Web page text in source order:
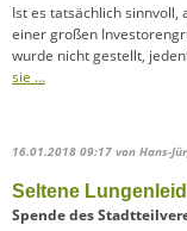
Ist es tatsächlich
einer großen
wurde nicht gestellt,
sie …
16.01.2018 09:17 von Hans-
Seltene
Spende des